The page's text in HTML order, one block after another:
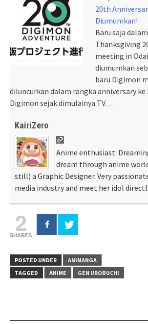
20th
Diumumkan!
Baru saja
Thanksgiving
meeting in
diumumkan
baru Digimon
diluncurkan dalam rangka anniversary ke
Digimon sejak dimulainya TV…
KairiZero
Anime enthusiast.
dream through anime
still) a Graphic Designer. Very
media industry and meet her idol
2
SHARES
POSTED UNDER
ANIMANGA
TAGGED
ANIME GEN UROBUCHI